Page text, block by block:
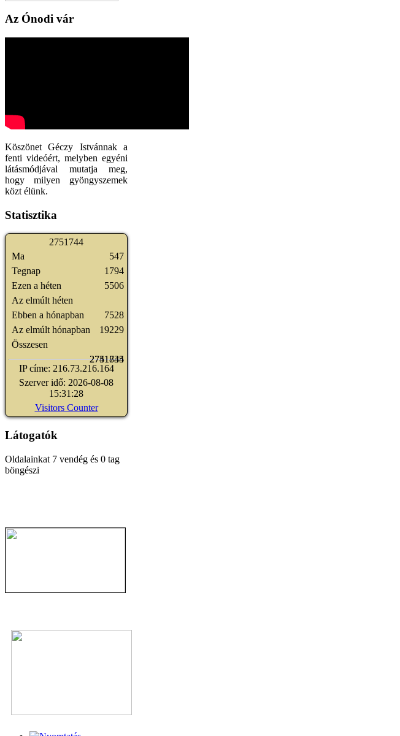
Az Ónodi vár
Köszönet Géczy Istvánnak a
fenti videóért, melyben egyéni
látásmódjával mutatja meg,
hogy milyen gyöngyszemek
közt élünk.
Statisztika
2751744
Ma
Tegnap
Ezen a héten
Az elmúlt héten
Ebben a hónapban
Az elmúlt hónapban
Összesen
547
1794
5506
2741835
7528
19229
2751744
IP címe: 216.73.216.164
Szerver idő: 2026-08-08
15:31:28
Visitors Counter
Látogatók
Oldalainkat 7 vendég és 0 tag
böngészi